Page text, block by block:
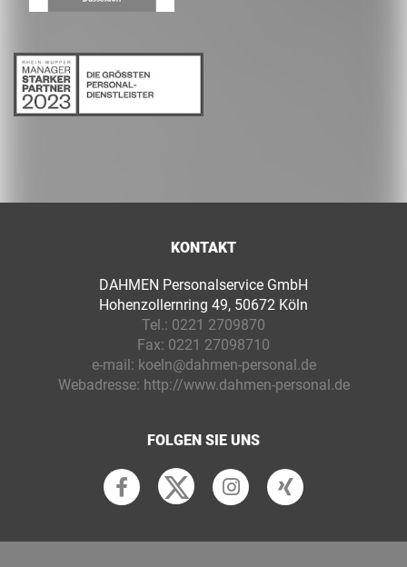
KONTAKT
DAHMEN Personalservice GmbH
Hohenzollernring 49, 50672 Köln
Tel.: 0221 2709870
Fax: 0221 27098710
e-mail: koeln@dahmen-personal.de
Webadresse: http://www.dahmen-personal.de
FOLGEN SIE UNS